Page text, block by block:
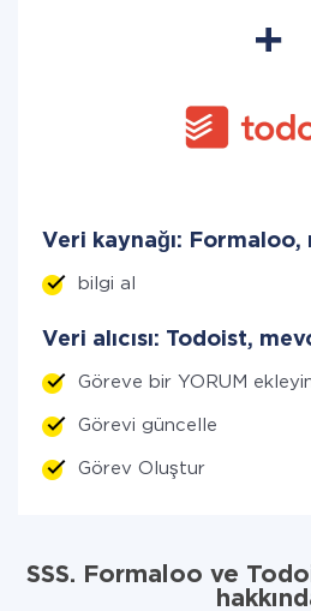
Veri kaynağı:
bilgi al
Veri alıcısı: Todoist,
Göreve bir YORUM
Görevi güncelle
Görev Oluştur
SSS. Formaloo ve